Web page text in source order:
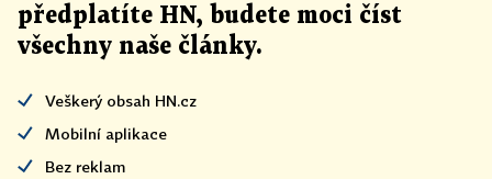
předplatíte HN, budete moci číst
všechny naše články.
Veškerý obsah HN.cz
Mobilní aplikace
Bez reklam